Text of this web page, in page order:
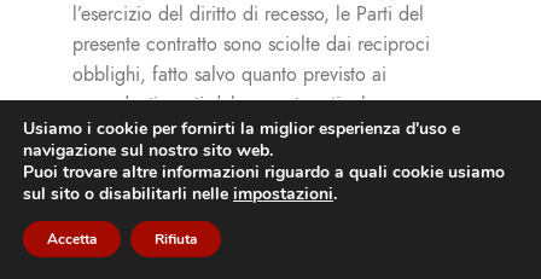
l’esercizio del diritto di recesso, le Parti del
presente contratto sono sciolte dai reciproci
obblighi, fatto salvo quanto previsto ai
precedenti punti del presente articolo.
Usiamo i cookie per fornirti la miglior esperienza d'uso e
navigazione sul nostro sito web.
Puoi trovare altre informazioni riguardo a quali cookie usiamo
sul sito o disabilitarli nelle impostazioni.
Accetta Rifiuta